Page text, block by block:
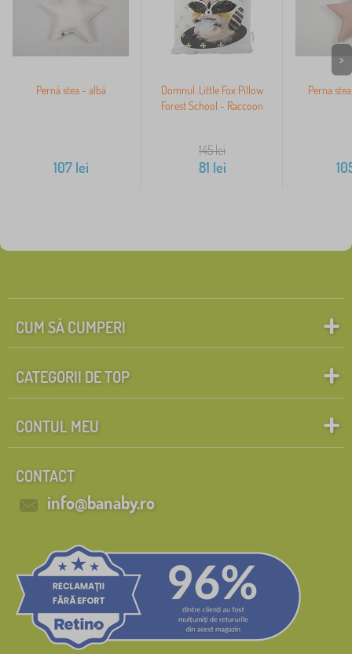
Pernă stea - albă
107lei
Domnul. Little Fox Pillow
Forest School - Raccoon
145lei
81 lei
Perna
>
CUM SĂ CUMPERI
CATEGORII DE TOP
CONTUL MEU
CONTACT
info@banaby.ro